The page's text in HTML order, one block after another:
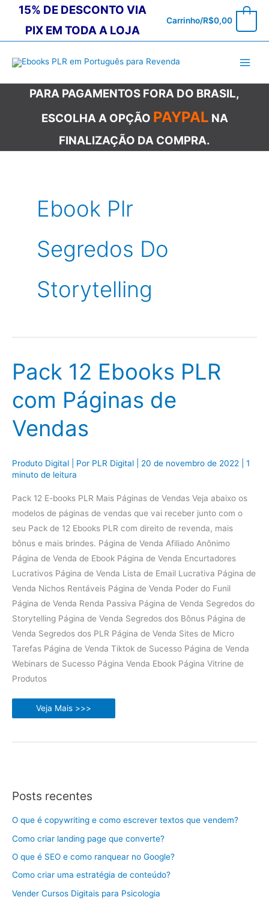
15% DE DESCONTO VIA
PIX EM TODA A LOJA
Carrinho/R$0,00
PARA PAGAMENTOS FORA DO BRASIL,
ESCOLHA A OPÇÃO PAYPAL NA
FINALIZAÇÃO DA COMPRA.
Ebook Plr
Segredos Do
Storytelling
Pack 12 Ebooks PLR
com Páginas de
Vendas
Produto Digital | Por PLR Digital 20 de novembro de 2022
1
minuto de leitura
Pack 12 E-books PLR Mais Páginas de Vendas Veja abaixo os
modelos de páginas de vendas que vai receber junto com o
seu Pack de 12 Ebooks PLR com direito de revenda, mais
bônus e mais brindes. Página de Venda Afiliado Anônimo
Página de Venda de Ebook Página de Venda Encurtadores
Lucrativos Página de Venda Lista de Email Lucrativa Página de
Venda Nichos Rentáveis Página de Venda Poder do Funil
Página de Venda Renda Passiva Página de Venda Segredos do
Storytelling Página de Venda Segredos dos Bônus Página de
Venda Segredos dos PLR Página de Venda Sites de Micro
Tarefas Página de Venda Tiktok de Sucesso Página de Venda
Webinars de Sucesso Página Venda Ebook Página Vitrine de
Produtos
Pack
Veja Mais >>>
Posts recentes
O que é copywriting e como escrever textos que vendem?
Como criar landing page que converte?
O que é SEO e como ranquear no Google?
Como criar uma estratégia de conteúdo?
Vender Cursos Digitais para Psicologia